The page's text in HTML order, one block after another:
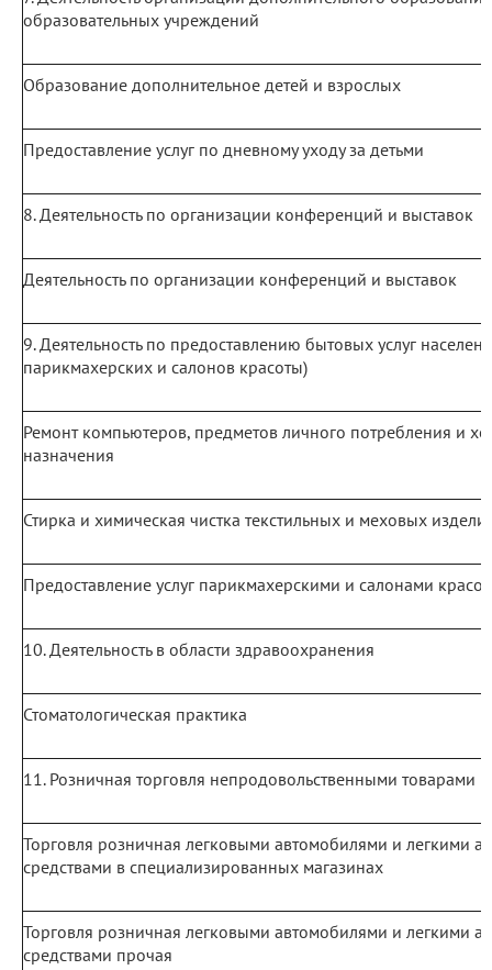
образовательных учреждений
Образование дополнительное детей и взрослых
Предоставление услуг по дневному уходу за детьми
8. Деятельность по организации конференций и выставок
Деятельность по организации конференций и выставок
9. Деятельность по предоставлению бытовых услуг
парикмахерских и салонов красоты)
Ремонт компьютеров, предметов личного потребления и
назначения
Стирка и химическая чистка текстильных и меховых
Предоставление услуг парикмахерскими и салонами
10. Деятельность в области здравоохранения
Стоматологическая практика
11. Розничная торговля непродовольственными товарами
Торговля розничная легковыми автомобилями и легкими
средствами в специализированных магазинах
Торговля розничная легковыми автомобилями и легкими
средствами прочая